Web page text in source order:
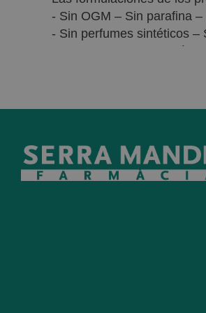
- Sin OGM – Sin parafina
- Sin perfumes sintéticos –
Los productos de Cattier
Sus envases son